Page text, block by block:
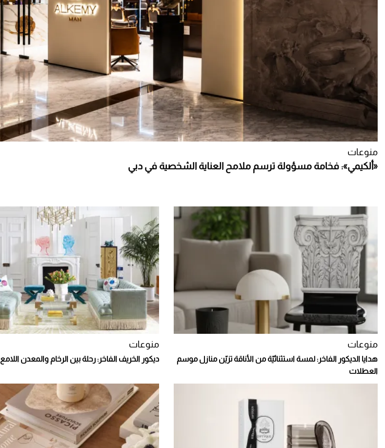
منوعات
«ألكيمي»: فخامة مسؤولة ترسم ملامح العناية الشخصية في دبي
منوعات
هدايا الديكور الفاخر: لمسة استثنائيّة من الأناقة تزيّن منازل موسم
العطلات
منوعات
ديكور الخريف الفاخر: رحلة بين الرخام والمعدن اللامع